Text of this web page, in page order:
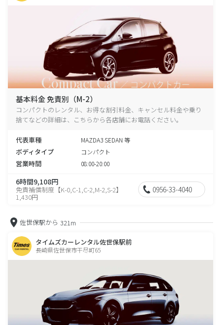
基本料金 免責別（M-2）
コンパクトのレンタル、お得な割引料金、キャンセル料金や乗り
捨てなどの詳細は、こちらから各店舗にお電話ください。
代表車種 MAZDA3 SEDAN 等
ボディタイプ コンパクト
営業時間 08:00-20:00
6時間9,108円
免責補償制度【K-0,C-1,C-2,M-2,S-2】
1,430円
0956-33-4040
佐世保駅から 321m
タイムズカーレンタル佐世保駅前
長崎県佐世保市干尽町65